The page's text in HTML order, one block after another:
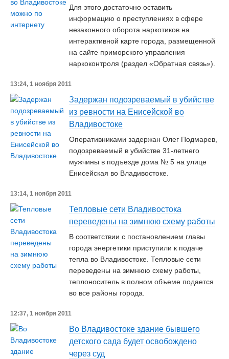
Для этого достаточно оставить
информацию о преступлениях в сфере
незаконного оборота наркотиков на
интерактивной карте города, размещенной
на сайте приморского управления
наркоконтроля (раздел «Обратная связь»).
13:24, 1 ноября 2011
Задержан подозреваемый в убийстве
из ревности на Енисейской во
Владивостоке
Оперативниками задержан Олег Подмарев,
подозреваемый в убийстве 31-летнего
мужчины в подъезде дома № 5 на улице
Енисейская во Владивостоке.
13:14, 1 ноября 2011
Тепловые сети Владивостока
переведены на зимнюю схему работы
В соответствии с постановлением главы
города энергетики приступили к подаче
тепла во Владивостоке. Тепловые сети
переведены на зимнюю схему работы,
теплоноситель в полном объеме подается
во все районы города.
12:37, 1 ноября 2011
Во Владивостоке здание бывшего
детского сада будет освобождено
через суд